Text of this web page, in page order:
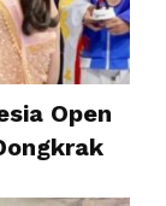
Open